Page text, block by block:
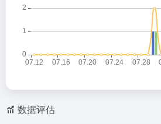
数据评估